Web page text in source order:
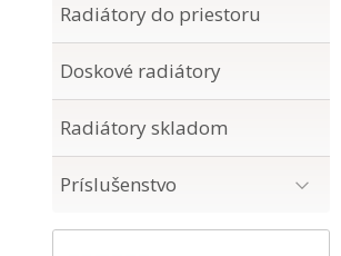
Radiátory do priestoru
Doskové radiátory
Radiátory skladom
Príslušenstvo